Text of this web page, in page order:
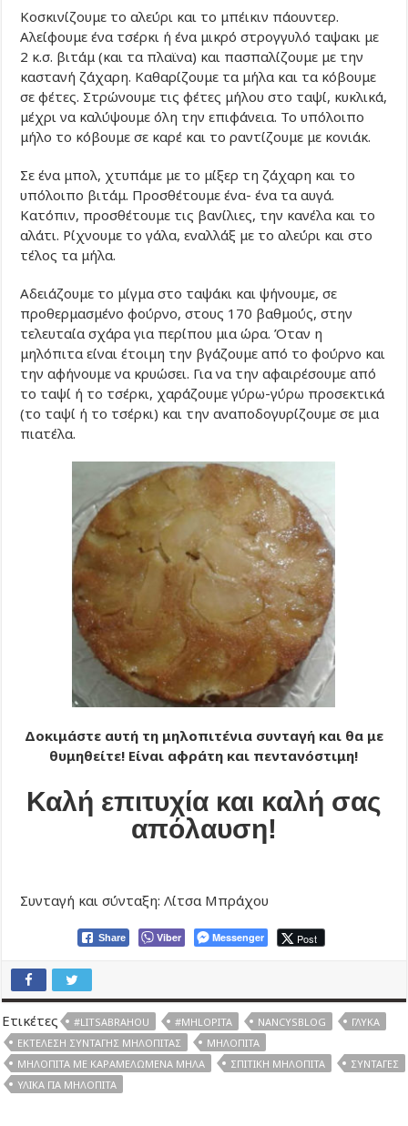
Κοσκινίζουμε το αλεύρι και το μπέικιν πάουντερ.
Αλείφουμε ένα τσέρκι ή ένα μικρό στρογγυλό ταψακι με
2 κ.σ. βιτάμ (και τα πλαϊνα) και πασπαλίζουμε με την
καστανή ζάχαρη. Καθαρίζουμε τα μήλα και τα κόβουμε
σε φέτες. Στρώνουμε τις φέτες μήλου στο ταψί, κυκλικά,
μέχρι να καλύψουμε όλη την επιφάνεια. Το υπόλοιπο
μήλο το κόβουμε σε καρέ και το ραντίζουμε με κονιάκ.
Σε ένα μπολ, χτυπάμε με το μίξερ τη ζάχαρη και το
υπόλοιπο βιτάμ. Προσθέτουμε ένα- ένα τα αυγά.
Κατόπιν, προσθέτουμε τις βανίλιες, την κανέλα και το
αλάτι. Ρίχνουμε το γάλα, εναλλάξ με το αλεύρι και στο
τέλος τα μήλα.
Αδειάζουμε το μίγμα στο ταψάκι και ψήνουμε, σε
προθερμασμένο φούρνο, στους 170 βαθμούς, στην
τελευταία σχάρα για περίπου μια ώρα. Όταν η
μηλόπιτα είναι έτοιμη την βγάζουμε από το φούρνο και
την αφήνουμε να κρυώσει. Για να την αφαιρέσουμε από
το ταψί ή το τσέρκι, χαράζουμε γύρω-γύρω προσεκτικά
(το ταψί ή το τσέρκι) και την αναποδογυρίζουμε σε μια
πιατέλα.
Δοκιμάστε αυτή τη μηλοπιτένια συνταγή και θα με
θυμηθείτε! Είναι αφράτη και πεντανόστιμη!
Καλή επιτυχία και καλή σας
απόλαυση!
Συνταγή και σύνταξη: Λίτσα Μπράχου
Share Viber Messenger Post
Ετικέτες #LITSABRAHOU #MHLOPITA NANCYSBLOG
ΓΛΥΚΆ
ΕΚΤΈΛΕΣΗ ΣΥΝΤΑΓΉΣ ΜΗΛΌΠΙΤΑΣ
ΜΗΛΌΠΙΤΑ
ΜΗΛΌΠΙΤΑ ΜΕ ΚΑΡΑΜΕΛΩΜΈΝΑ ΜΉΛΑ
ΣΠΙΤΙΚΉ ΜΗΛΌΠΙΤΑ
ΣΥΝΤΑΓΈΣ
ΥΛΙΚΆ ΓΙΑ ΜΗΛΌΠΙΤΑ